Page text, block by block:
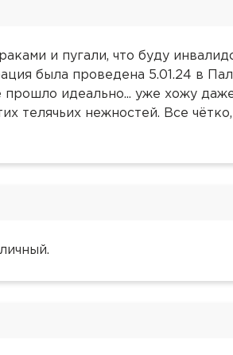
и пугали, что буду
была проведена 5.01.24 в
прошло идеально... уже хожу
телячьих нежностей. Все
Вам выдали в клинике.
сети «Палитра» при
для
для осуществления
77-78, 8 (800) 707-77-
нашего контакт-